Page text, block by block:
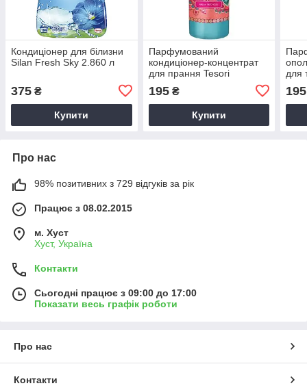
Кондиціонер для білизни
Silan Fresh Sky 2.860 л
375 ₴
Купити
Парфумований
кондиціонер-концентрат
для прання Tesori
Аюрведа) 760 мл
195₴
Купити
для
195
Про нас
98% позитивних з 729 відгуків за рік
Працює з 08.02.2015
м. Хуст
Хуст, Україна
Контакти
Сьогодні працює з 09:00 до 17:00
Показати весь графік роботи
Про нас
Контакти